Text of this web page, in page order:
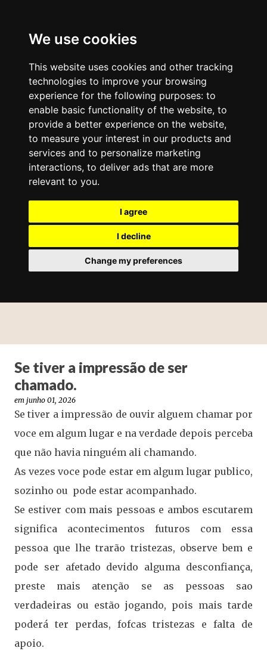
We use cookies
This website uses cookies and other tracking
technologies to improve your browsing
experience for the following purposes: to
enable basic functionality of the website, to
provide a better experience on the website,
to measure your interest in our products and
services and to personalize marketing
interactions, to deliver ads that are more
relevant to you.
I agree
I decline
Change my preferences
Se tiver a impressão de ser
chamado.
em junho 01, 2026
Se tiver a impressão de ouvir alguem chamar por
voce em algum lugar e na verdade depois perceba
que não havia ninguém ali chamando.
As vezes voce pode estar em algum lugar publico,
sozinho ou pode estar acompanhado.
Se estiver com mais pessoas e ambos escutarem
significa acontecimentos futuros com essa
pessoa que lhe trarão tristezas, observe bem e
pode ser afetado devido alguma desconfiança,
preste mais atenção se as pessoas sao
verdadeiras ou estão jogando, pois mais tarde
poderá ter perdas, fofcas tristezas e falta de
apoio.